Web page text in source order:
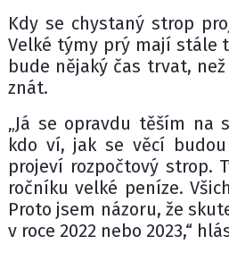
Kdy se chystaný strop
Velké týmy prý mají stále
bude nějaký čas trvat,
znát.
„Já se opravdu těším na
kdo ví, jak se věcí
projeví rozpočtový strop.
ročníku velké peníze.
Proto jsem názoru, že
v roce 2022 nebo 2023,“